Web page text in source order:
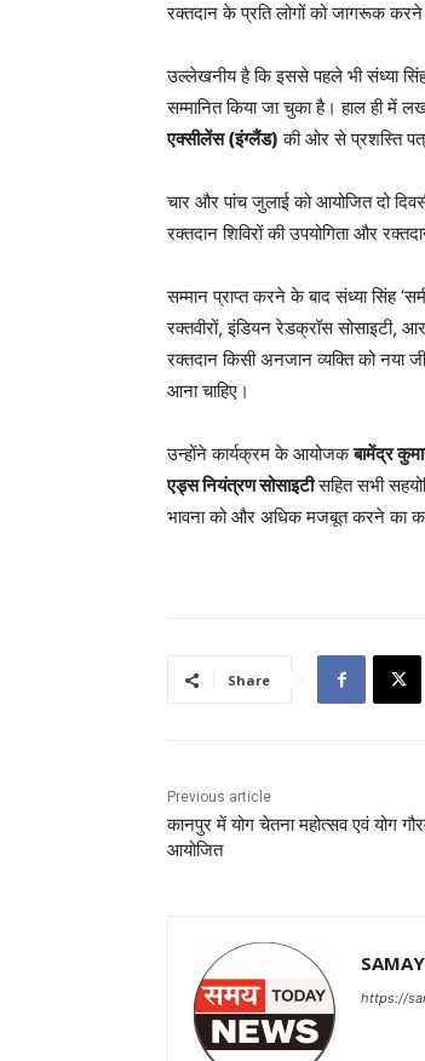
रक्तदान के प्रति लोगों को जागरूक
उल्लेखनीय है कि इससे पहले भी संध्या सिंह
सम्मानित किया जा चुका है। हाल ही में
एक्सीलेंस (इंग्लैंड) की ओर से प्रशस्ति
चार और पांच जुलाई को आयोजित दो
रक्तदान शिविरों की उपयोगिता और
सम्मान प्राप्त करने के बाद संध्या सिंह
रक्तवीरों, इंडियन रेडक्रॉस सोसाइटी,
रक्तदान किसी अनजान व्यक्ति को नया
आना चाहिए।
उन्होंने कार्यक्रम के आयोजकबामेंद्र
एड्स नियंत्रण सोसाइटीसहित सभी
भावना को और अधिक मजबूत करने का
Share
Previous article
कानपुर में योग चेतना महोत्सव एवं योग
आयोजित
https://